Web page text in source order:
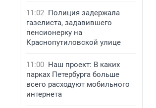
11:02 Полиция задержала
газелиста, задавившего
пенсионерку на
Краснопутиловской улице
11:00 Наш проект: В каких
парках Петербурга больше
всего расходуют мобильного
интернета